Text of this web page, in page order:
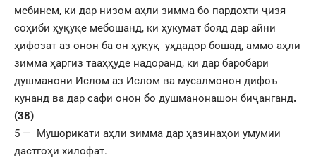
мебинем, ки дар низом аҳли зимма бо пардохти ҷизя
соҳиби ҳуқуқе мебошанд, ки ҳукумат бояд дар айни
ҳифозат аз онон ба он ҳуқуқ уҳдадор бошад, аммо аҳли
зимма ҳаргиз тааҳҳуде надоранд, ки дар баробари
душманони Ислом аз Ислом ва мусалмонон дифоъ
кунанд ва дар сафи онон бо душманонашон биҷанганд.
(38)
5 — Мушорикати аҳли зимма дар ҳазинаҳои умумии
дастгоҳи хилофат.